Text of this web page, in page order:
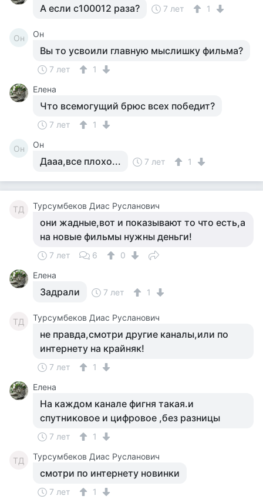
А если с100012 раза? 7 лет 1
Он Он
Вы то усвоили главную мыслишку фильма?
7 лет
1
Елена
Что всемогущий брюс всех победит?
7 лет 1
Он Он
Дааа,все плохо... 7 лет 1
ТД Турсумбеков Диас Русланович
они жадные,вот и показывают то что есть,а
на новые фильмы нужны деньги!
7 лет 6
0
Елена
Задрали 7 лет 1
ТД Турсумбеков Диас Русланович
не правда,смотри другие каналы,или по
интернету на крайняк!
7 лет
1
Елена
На каждом канале фигня такая.и
спутниковое и цифровое ,без разницы
7 лет 1
ТД Турсумбеков Диас Русланович
смотри по интернету новинки
7 лет
1